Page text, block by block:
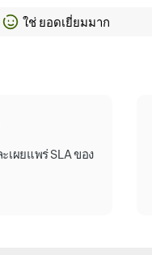
ใช่ ยอดเยี่ยมมาก
เผยแพร่ SLA ของ